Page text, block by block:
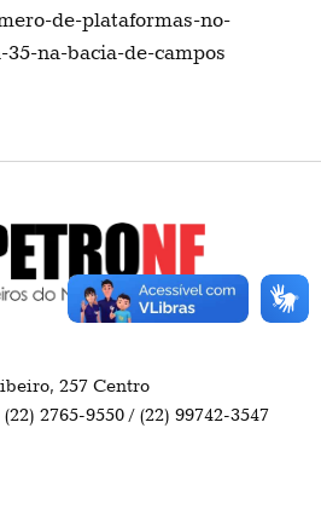
de-plataformas-no-
na-bacia-de-campos
257 Centro
2765-9550 / (22) 99742-3547